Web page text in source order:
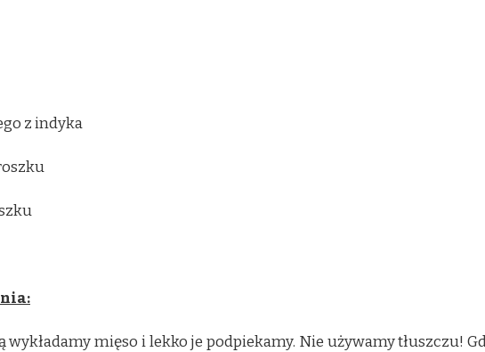
z indyka
mięso i lekko je podpiekamy. Nie używamy tłuszczu!